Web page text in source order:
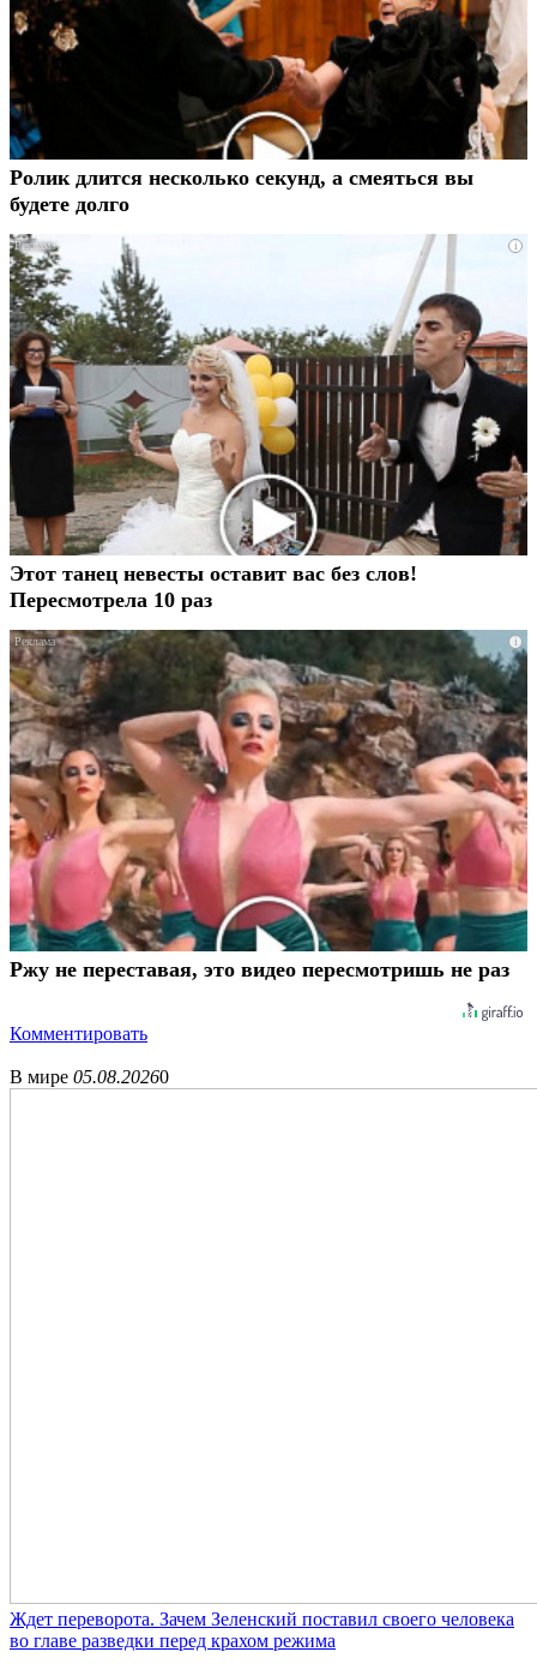
Ролик длится несколько секунд, а смеяться вы
будете долго
i
Этот танец невесты оставит вас без слов!
Пересмотрела 10 раз
i
Ржу не переставая, это видео пересмотришь не раз
Комментировать
В мире 05.08.20260
Ждет переворота. Зачем Зеленский поставил своего человека
во главе разведки перед крахом режима